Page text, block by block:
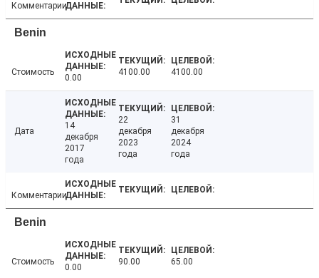
Комментарии
Benin
Стоимость
0.00
4100.00 4100.00
Дата
14
декабря
2017
года
22
декабря
2023
года
31
декабря
2024
года
Комментарии
Benin
Стоимость
0.00
90.00 65.00